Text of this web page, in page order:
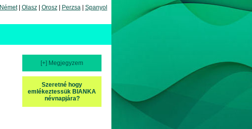
Német| Olasz| Orosz| Perzsa| Spanyol
[+] Megjegyzem
Szeretné hogy
emlékeztessük BIANKA
névnapjára?